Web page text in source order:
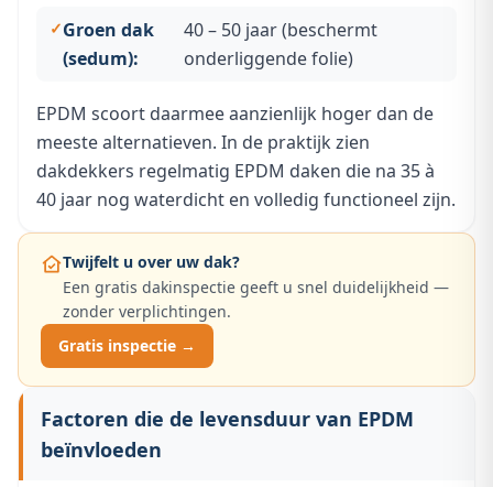
Groen dak
(sedum):
40 – 50 jaar (beschermt
onderliggende folie)
EPDM scoort daarmee aanzienlijk hoger dan de
meeste alternatieven. In de praktijk zien
dakdekkers regelmatig EPDM daken die na 35 à
40 jaar nog waterdicht en volledig functioneel zijn.
Twijfelt u over uw dak?
Een gratis dakinspectie geeft u snel duidelijkheid —
zonder verplichtingen.
Gratis inspectie →
Factoren die de levensduur van EPDM
beïnvloeden